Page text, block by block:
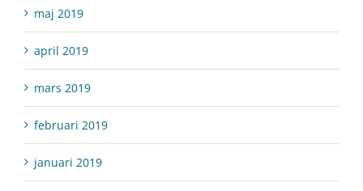
maj 2019
april 2019
mars 2019
februari 2019
januari 2019